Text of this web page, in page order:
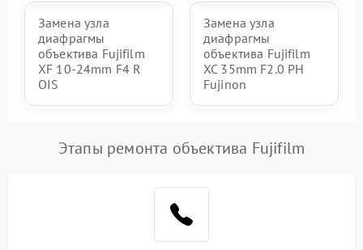
Замена узла
диафрагмы
объектива Fujifilm
XF 10-24mm F4 R
OIS
Замена узла
диафрагмы
объектива Fujifilm
XC 35mm F2.0 PH
Fujinon
Этапы ремонта объектива Fujifilm